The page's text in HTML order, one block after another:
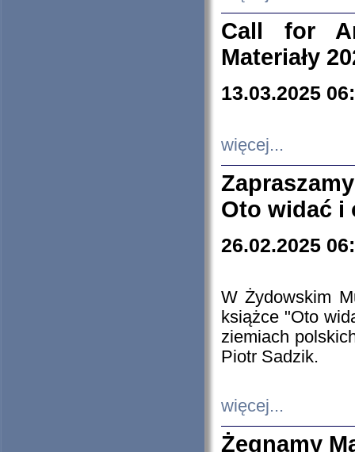
Call for
Materiały
13.03.2025
więcej...
Oto widać i
26.02.2025
W Żydowskim
książce "Oto
ziemiach
Piotr Sadzik.
więcej...
Żegnamy